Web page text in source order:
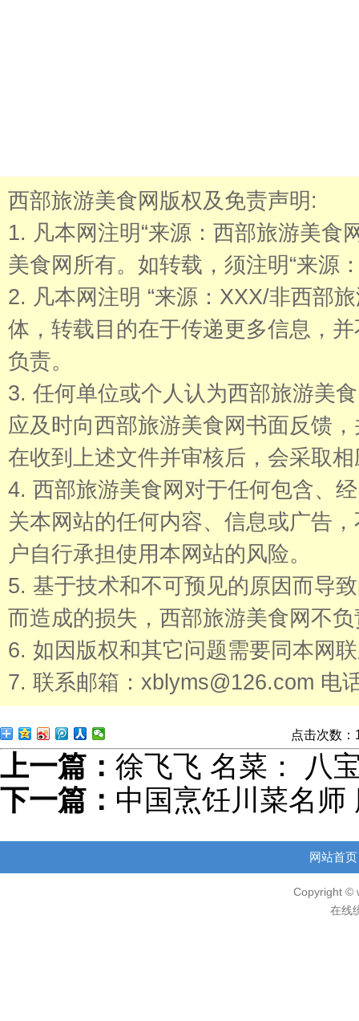
西部旅游美食网版权及免责声明:
1. 凡本网注明“来源：西部旅游美食
美食网所有。如转载，须注明“来源
2. 凡本网注明 “来源：XXX/非西部
体，转载目的在于传递更多信息，
负责。
3. 任何单位或个人认为西部旅游美
应及时向西部旅游美食网书面反馈
在收到上述文件并审核后，会采取
4. 西部旅游美食网对于任何包含、
关本网站的任何内容、信息或广告
户自行承担使用本网站的风险。
5. 基于技术和不可预见的原因而导
而造成的损失，西部旅游美食网不
6. 如因版权和其它问题需要同本网
7. 联系邮箱：xblyms@126.com 电
点击次数：
上一篇： 徐飞飞 名菜： 八
下一篇： 中国烹饪川菜名师
网站首页
Copyright ©
在线